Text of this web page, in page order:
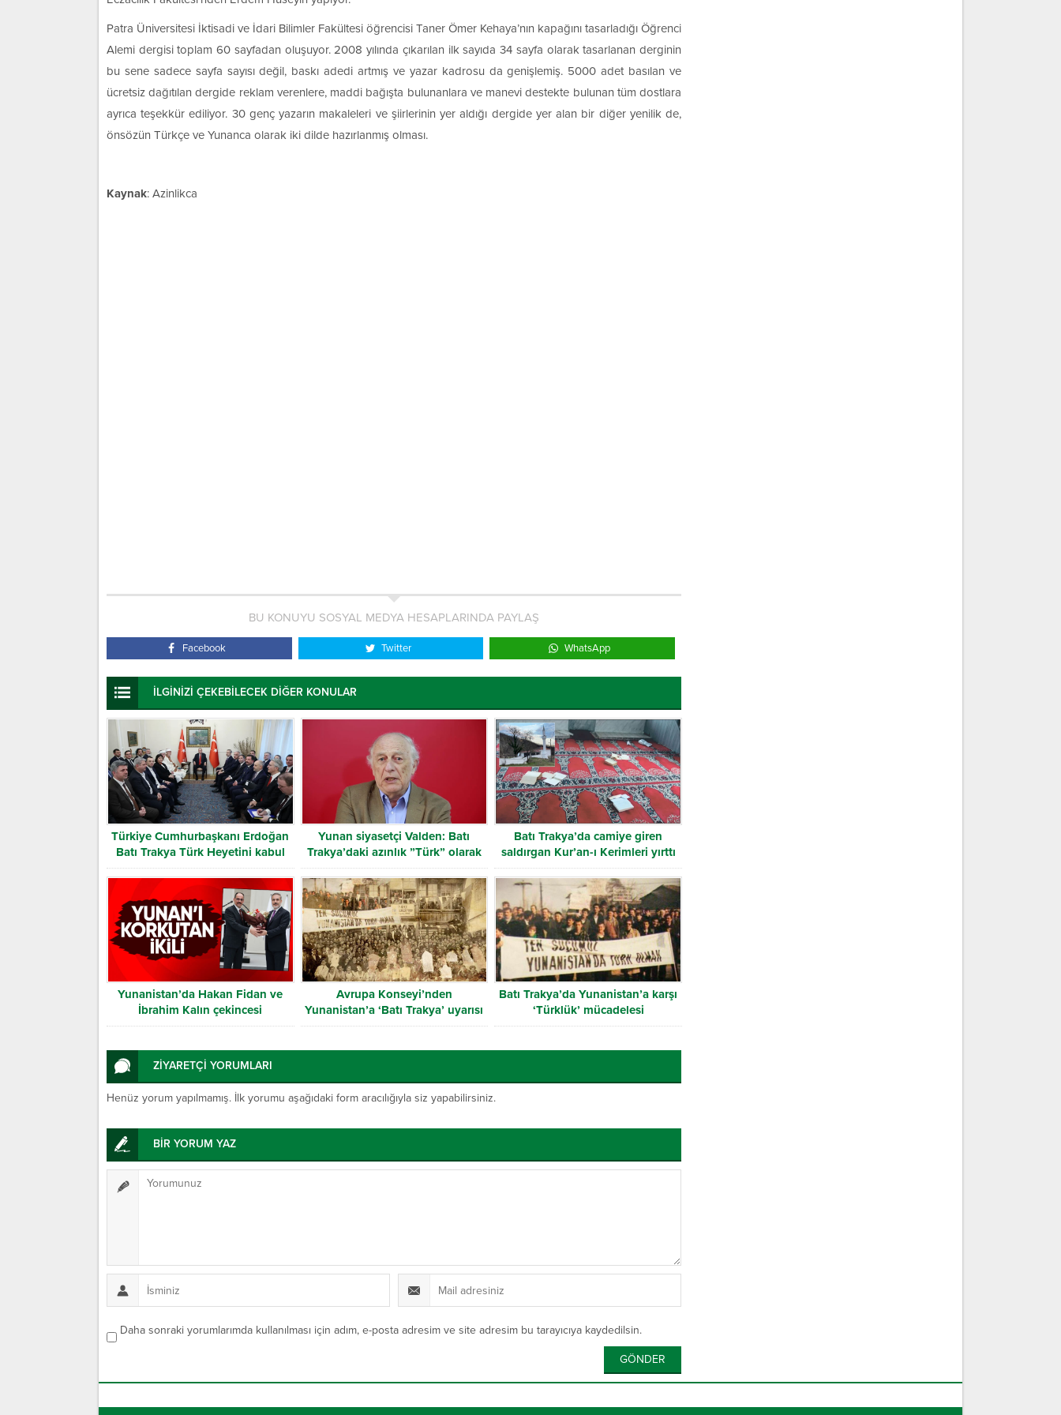
Patra Üniversitesi İktisadi ve İdari Bilimler Fakültesi öğrencisi Taner Ömer Kehaya’nın kapağını tasarladığı Öğrenci
Alemi dergisi toplam 60 sayfadan oluşuyor. 2008 yılında çıkarılan ilk sayıda 34 sayfa olarak tasarlanan derginin
bu sene sadece sayfa sayısı değil, baskı adedi artmış ve yazar kadrosu da genişlemiş. 5000 adet basılan ve
ücretsiz dağıtılan dergide reklam verenlere, maddi bağışta bulunanlara ve manevi destekte bulunan tüm dostlara
ayrıca teşekkür ediliyor. 30 genç yazarın makaleleri ve şiirlerinin yer aldığı dergide yer alan bir diğer yenilik de,
önsözün Türkçe ve Yunanca olarak iki dilde hazırlanmış olması.
Kaynak: Azinlikca
BU KONUYU SOSYAL MEDYA HESAPLARINDA PAYLAŞ
Facebook Twitter WhatsApp
İLGİNİZİ ÇEKEBİLECEK DİĞER KONULAR
Türkiye Cumhurbaşkanı Erdoğan
Batı Trakya Türk Heyetini kabul
etti
Yunan siyasetçi Valden: Batı
Trakya’daki azınlık ”Türk” olarak
tanınmalı
Batı Trakya’da camiye giren
saldırgan Kur’an-ı Kerimleri yırttı
Yunanistan’da Hakan Fidan ve
İbrahim Kalın çekincesi
Avrupa Konseyi’nden
Yunanistan’a ‘Batı Trakya’ uyarısı
Batı Trakya’da Yunanistan’a karşı
‘Türklük’ mücadelesi
ZİYARETÇİ YORUMLARI
Henüz yorum yapılmamış. İlk yorumu aşağıdaki form aracılığıyla siz yapabilirsiniz.
BİR YORUM YAZ
Daha sonraki yorumlarımda kullanılması için adım, e-posta adresim ve site adresim bu tarayıcıya kaydedilsin.